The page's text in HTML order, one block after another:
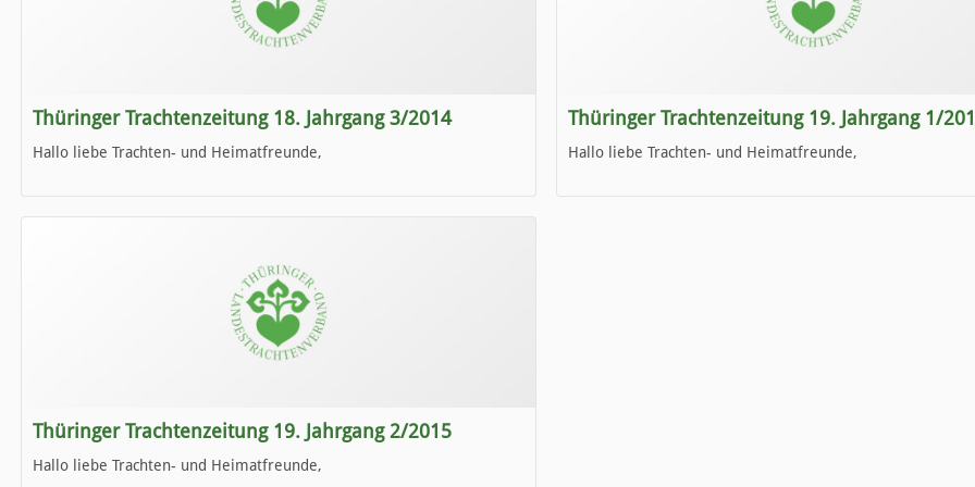
Thüringer Trachtenzeitung 18. Jahrgang 3/2014
Hallo liebe Trachten- und Heimatfreunde,
Wir wünschen Euch viel Spaß beim Lesen.
Thüringer Trachtenzeitung 19. Jahrgang 1/
Hallo liebe Trachten- und Heimatfreunde,
Thüringer Trachtenzeitung 19. Jahrgang 2/2015
Hallo liebe Trachten- und Heimatfreunde,